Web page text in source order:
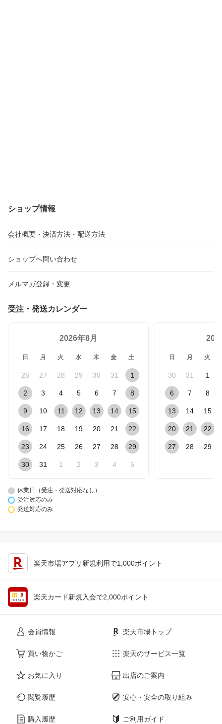
ショップ情報
会社概要・決済方法・配送方法
ショップへ問い合わせ
メルマガ登録・変更
受注・発送カレンダー
2026年8月
日 月 火 水 木 金 土
26 27 28 29 30 31 1
2 3 4 5 6 7 8
9 10 11 12 13 14 15
16 17 18 19 20 21 22
23 24 25 26 27 28 29
30 31 1 2 3 4 5
日 月 火
30 31 1
6 7 8
13 14 15
20 21 22
27 28 29
休業日（受注・発送対応なし）
受注対応のみ
発送対応のみ
楽天市場アプリ新規利用で1,000ポイント
楽天カード新規入会で2,000ポイント
会員情報
買い物かご
お気に入り
閲覧履歴
購入履歴
楽天市場トップ
楽天のサービス一覧
出店のご案内
安心・安全の取り組み
ご利用ガイド